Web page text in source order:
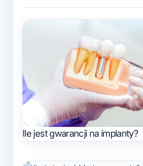
Ile jest gwarancji na implanty?